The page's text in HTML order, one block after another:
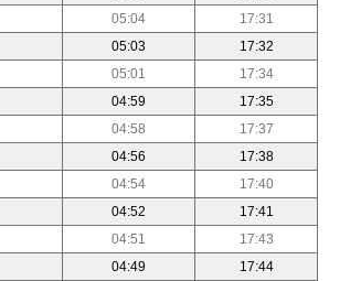
05:04
17:31
05:03
17:32
05:01
17:34
04:59
17:35
04:58
17:37
04:56
17:38
04:54
17:40
04:52
17:41
04:51
17:43
04:49
17:44